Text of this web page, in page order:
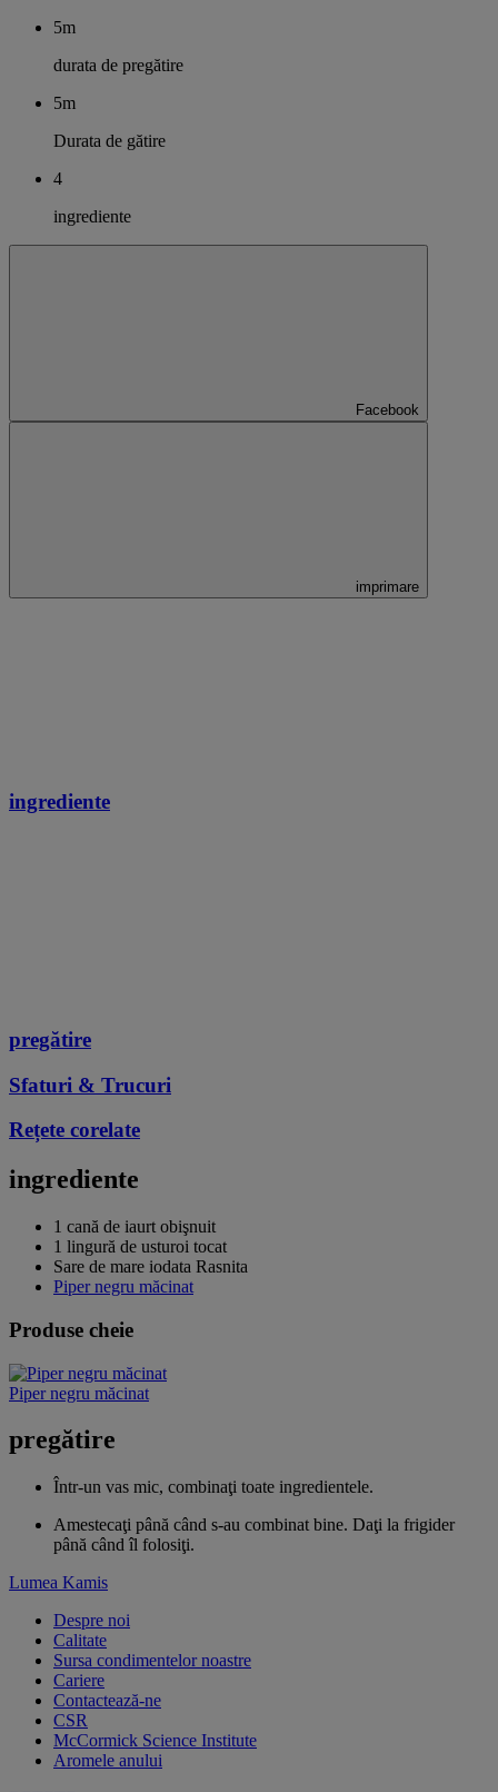
5m
durata de pregătire
5m
Durata de gătire
4
ingrediente
Facebook
imprimare
ingrediente
pregătire
Sfaturi & Trucuri
Rețete corelate
ingrediente
1 cană de iaurt obişnuit
1 lingură de usturoi tocat
Sare de mare iodata Rasnita
Piper negru măcinat
Produse cheie
Piper negru măcinat
pregătire
Într-un vas mic, combinaţi toate ingredientele.
Amestecaţi până când s-au combinat bine. Daţi la frigider
până când îl folosiţi.
Lumea Kamis
Despre noi
Calitate
Sursa condimentelor noastre
Cariere
Contactează-ne
CSR
McCormick Science Institute
Aromele anului